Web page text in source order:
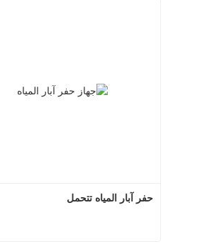
حفر آبار المياه تتحمل